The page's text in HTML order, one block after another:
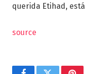
querida Etihad,
source